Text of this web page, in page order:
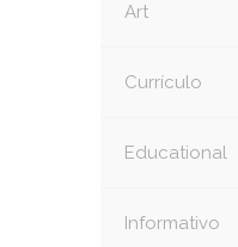
Art
Currículo
Educational
Informativo